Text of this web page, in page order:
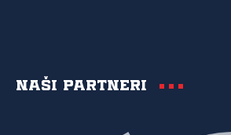
Naši partneri